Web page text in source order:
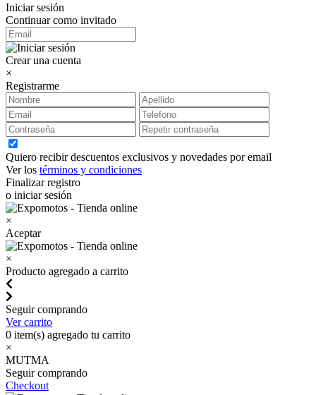
Iniciar sesión
Continuar como invitado
Crear una cuenta
×
Registrarme
Quiero recibir descuentos exclusivos y novedades por email
Ver los términos y condiciones
Finalizar registro
o iniciar sesión
×
Aceptar
×
Producto agregado a carrito
Seguir comprando
Ver carrito
0 item(s) agregado tu carrito
×
MUTMA
Seguir comprando
Checkout